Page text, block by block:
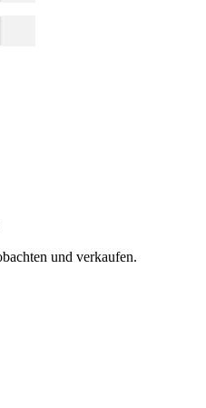
und verkaufen.